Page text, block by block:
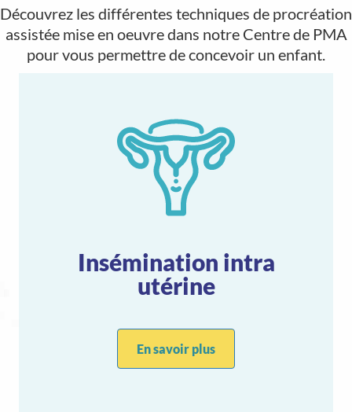
Découvrez les différentes techniques de procréation
assistée mise en oeuvre dans notre Centre de PMA
pour vous permettre de concevoir un enfant.
Insémination intra
utérine
En savoir plus